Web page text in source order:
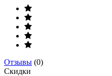
Отзывы (0)
Скидки